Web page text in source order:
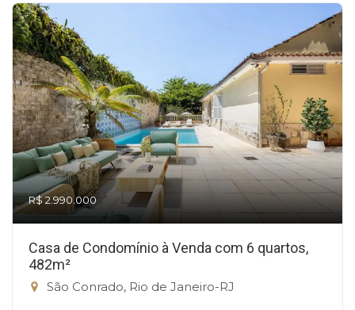
R$ 2.990.000
Casa de Condomínio à Venda com 6 quartos,
482m²
São Conrado, Rio de Janeiro-RJ